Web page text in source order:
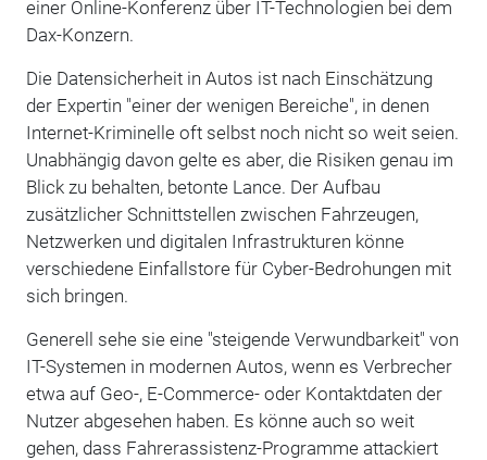
einer Online-Konferenz über IT-Technologien bei dem
Dax-Konzern.
Die Datensicherheit in Autos ist nach Einschätzung
der Expertin "einer der wenigen Bereiche", in denen
Internet-Kriminelle oft selbst noch nicht so weit seien.
Unabhängig davon gelte es aber, die Risiken genau im
Blick zu behalten, betonte Lance. Der Aufbau
zusätzlicher Schnittstellen zwischen Fahrzeugen,
Netzwerken und digitalen Infrastrukturen könne
verschiedene Einfallstore für Cyber-Bedrohungen mit
sich bringen.
Generell sehe sie eine "steigende Verwundbarkeit" von
IT-Systemen in modernen Autos, wenn es Verbrecher
etwa auf Geo-, E-Commerce- oder Kontaktdaten der
Nutzer abgesehen haben. Es könne auch so weit
gehen, dass Fahrerassistenz-Programme attackiert